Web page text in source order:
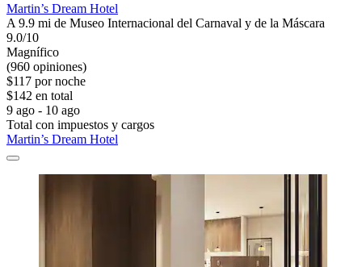
Martin’s Dream Hotel
A 9.9 mi de Museo Internacional del Carnaval y de la Máscara
9.0/10
Magnífico
(960 opiniones)
$117 por noche
$142 en total
9 ago - 10 ago
Total con impuestos y cargos
Martin’s Dream Hotel